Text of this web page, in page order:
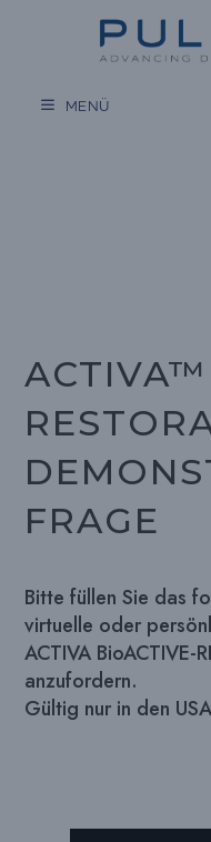
MENÜ
FRAGE
Bitte füllen Sie das
virtuelle oder
ACTIVA BioACTIVE-
anzufordern.
Gültig nur in den